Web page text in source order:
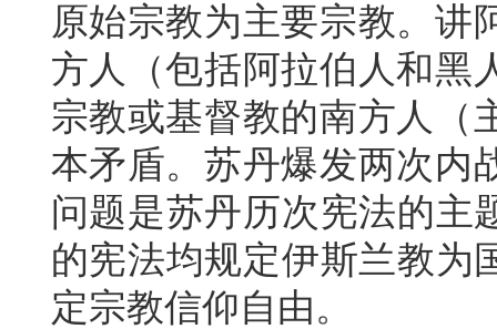
原始宗教为主要宗教。讲
方人（包括阿拉伯人和黑
宗教或基督教的南方人（
本矛盾。苏丹爆发两次内
问题是苏丹历次宪法的主
的宪法均规定伊斯兰教为
定宗教信仰自由。